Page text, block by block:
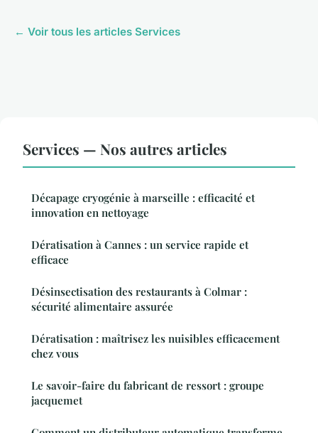
← Voir tous les articles Services
Services — Nos autres articles
Décapage cryogénie à marseille : efficacité et
innovation en nettoyage
Dératisation à Cannes : un service rapide et
efficace
Désinsectisation des restaurants à Colmar :
sécurité alimentaire assurée
Dératisation : maîtrisez les nuisibles efficacement
chez vous
Le savoir-faire du fabricant de ressort : groupe
jacquemet